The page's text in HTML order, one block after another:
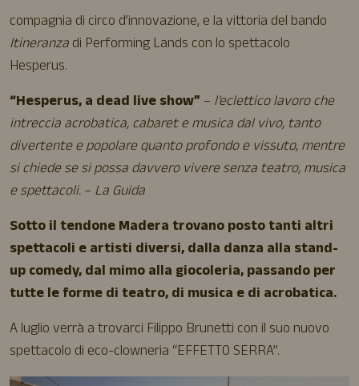
compagnia di circo d’innovazione, e la vittoria del bando
Itineranzadi Performing Lands con lo spettacolo
Hesperus.
“Hesperus, a dead live show” – l’eclettico lavoro che
intreccia acrobatica, cabaret e musica dal vivo, tanto
divertente e popolare quanto profondo e vissuto, mentre
si chiede se si possa davvero vivere senza teatro, musica
e spettacoli.– La Guida
Sotto il tendone Madera trovano posto tanti altri
spettacoli e artisti diversi, dalla danza alla stand-
up comedy, dal mimo alla giocoleria, passando per
tutte le forme di teatro, di musica e di acrobatica.
A luglio verrà a trovarci Filippo Brunetti con il suo nuovo
spettacolo di eco-clowneria “EFFETTO SERRA”.